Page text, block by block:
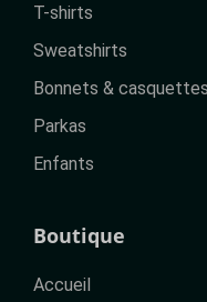
T-shirts
Sweatshirts
Bonnets & casquettes
Parkas
Enfants
Boutique
Accueil